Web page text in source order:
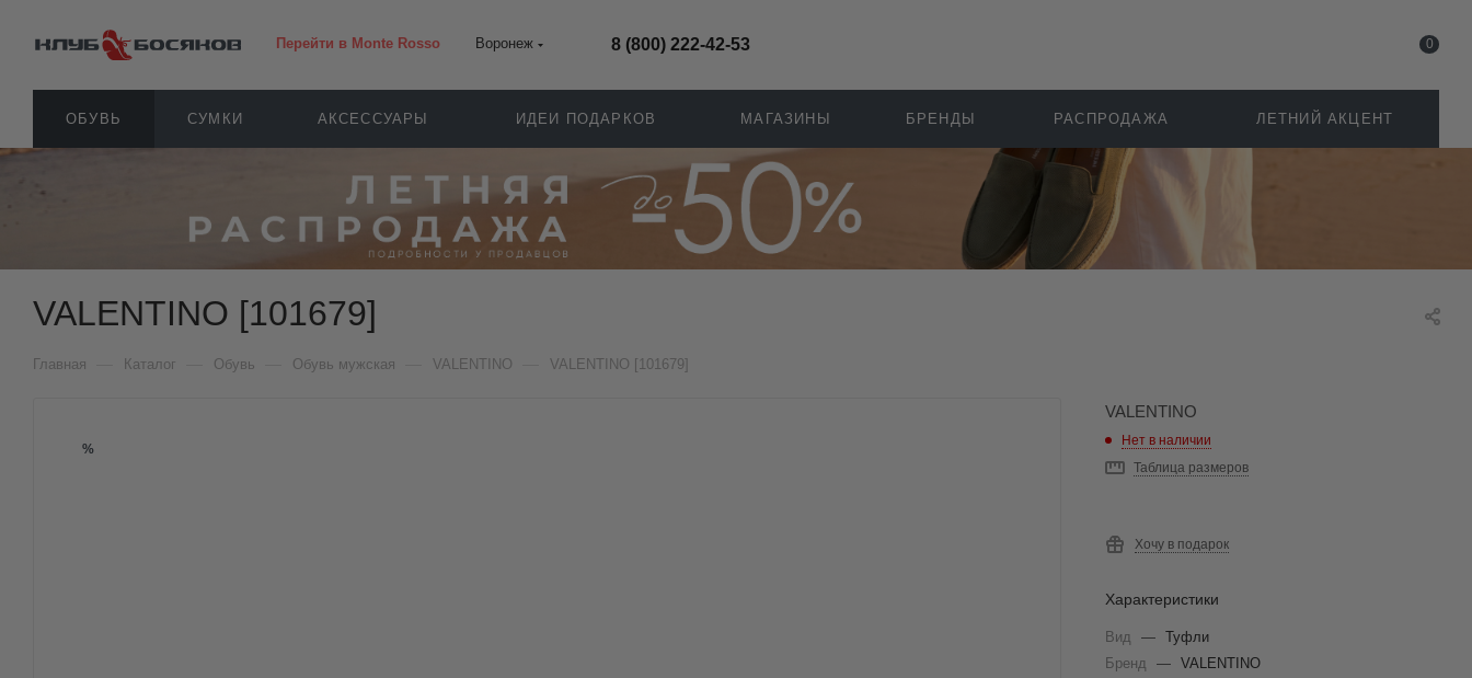
Перейти в Monte Rosso Воронеж 8 (800) 222-42-53 0
ОБУВЬ СУМКИ АКСЕССУАРЫ ИДЕИ ПОДАРКОВ МАГАЗИНЫ БРЕНДЫ РАСПРОДАЖА ЛЕТНИЙ АКЦЕНТ
VALENTINO [101679]
Главная Каталог Обувь Обувь мужская VALENTINO VALENTINO [101679]
%
VALENTINO
Нет в наличии
Таблица размеров
Хочу в подарок
Характеристики
Вид — Туфли
Бренд
— VALENTINO